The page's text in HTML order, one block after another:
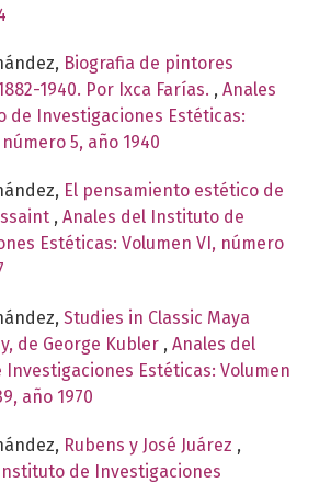
Biografia de pintores
1940. Por Ixca Farías. , Anales
de Investigaciones Estéticas:
5, año 1940
El pensamiento estético de
, Anales del Instituto de
Estéticas: Volumen VI, número
Studies in Classic Maya
de George Kubler , Anales del
Estéticas: Volumen
año 1970
Rubens y José Juárez ,
de Investigaciones